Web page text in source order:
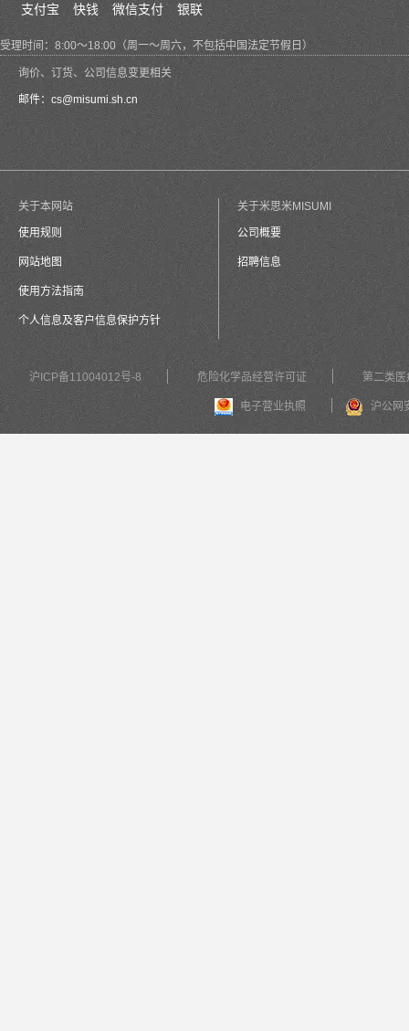
支付宝 快钱 微信支付 银联
受理时间：8:00～18:00（周一～周六，不包括中国法定节假日）
询价、订货、公司信息变更相关
邮件： cs@misumi.sh.cn
关于本网站
使用规则
网站地图
使用方法指南
个人信息及客户信息保护方针
关于米思米MISUMI
公司概要
招聘信息
沪ICP备11004012号-8 危险化学品经营许可证 第二类医
电子营业执照 沪公网